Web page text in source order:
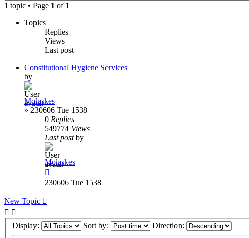
1 topic • Page 1 of 1
Topics
Replies
Views
Last post
Constitutional Hygiene Services
by
Molaskes
» 230606 Tue 1538
0 Replies
549774 Views
Last postby
Molaskes
230606 Tue 1538
New Topic
Display: Sort by: Direction: